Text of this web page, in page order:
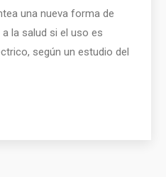
una nueva forma de
la salud si el uso es
según un estudio del